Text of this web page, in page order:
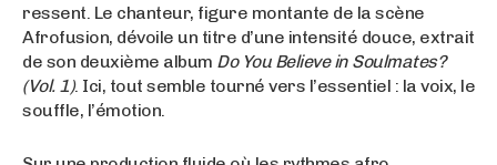
ressent. Le chanteur, figure montante de la scène
Afrofusion, dévoile un titre d’une intensité douce, extrait
de son deuxième album Do You Believe in Soulmates?
(Vol. 1). Ici, tout semble tourné vers l’essentiel : la voix, le
souffle, l’émotion.